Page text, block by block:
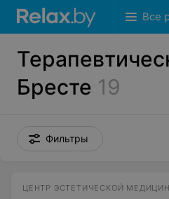
Все
Бресте 19
Фильтры
ЦЕНТР ЭСТЕТИЧЕСКОЙ